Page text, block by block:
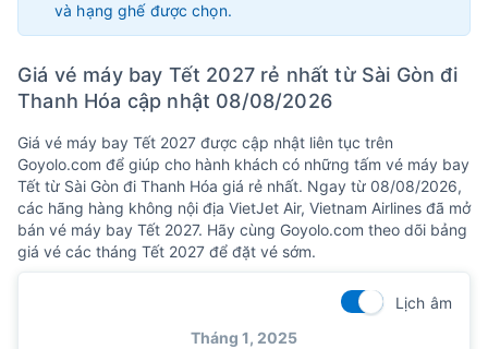
và hạng ghế được chọn.
Giá vé máy bay Tết 2027 rẻ nhất từ Sài Gòn đi
Thanh Hóa cập nhật 08/08/2026
Giá vé máy bay Tết 2027 được cập nhật liên tục trên
Goyolo.com để giúp cho hành khách có những tấm vé máy bay
Tết từ Sài Gòn đi Thanh Hóa giá rẻ nhất. Ngay từ 08/08/2026,
các hãng hàng không nội địa VietJet Air, Vietnam Airlines đã mở
bán vé máy bay Tết 2027. Hãy cùng Goyolo.com theo dõi bảng
giá vé các tháng Tết 2027 để đặt vé sớm.
Lịch âm
Tháng 1, 2025